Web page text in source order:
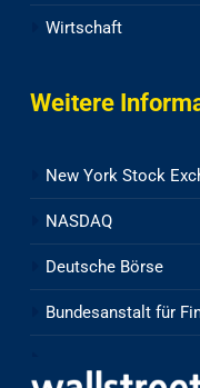
Wirtschaft
Weitere
New York Stock
NASDAQ
Deutsche Börse
Bundesanstalt für